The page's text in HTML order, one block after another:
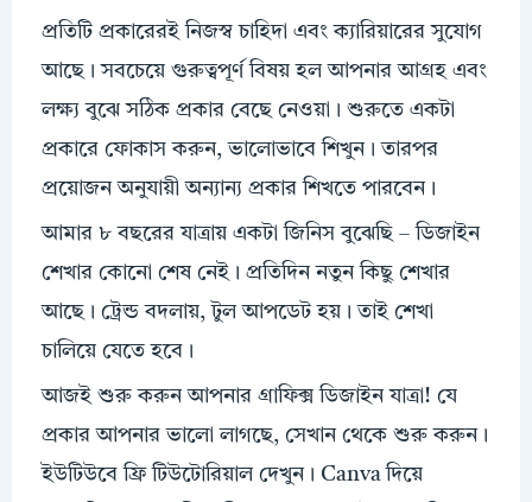
প্রতিটি প্রকারেরই নিজস্ব চাহিদা এবং ক্যারিয়ারের সুযোগ
আছে। সবচেয়ে গুরুত্বপূর্ণ বিষয় হল আপনার আগ্রহ এবং
লক্ষ্য বুঝে সঠিক প্রকার বেছে নেওয়া। শুরুতে একটা
প্রকারে ফোকাস করুন, ভালোভাবে শিখুন। তারপর
প্রয়োজন অনুযায়ী অন্যান্য প্রকার শিখতে পারবেন।
আমার ৮ বছরের যাত্রায় একটা জিনিস বুঝেছি – ডিজাইন
শেখার কোনো শেষ নেই। প্রতিদিন নতুন কিছু শেখার
আছে। ট্রেন্ড বদলায়, টুল আপডেট হয়। তাই শেখা
চালিয়ে যেতে হবে।
আজই শুরু করুন আপনার গ্রাফিক্স ডিজাইন যাত্রা! যে
প্রকার আপনার ভালো লাগছে, সেখান থেকে শুরু করুন।
ইউটিউবে ফ্রি টিউটোরিয়াল দেখুন। Canva দিয়ে